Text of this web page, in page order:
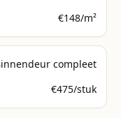
€148/m²
compleet
€475/stuk